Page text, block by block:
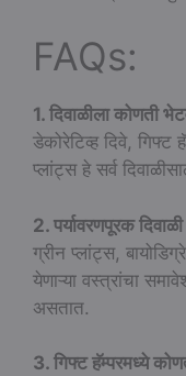
FAQs:
1. दिवाळीला कोणती
डेकोरेटिव्ह दिवे, गिफ्ट
प्लांट्स हे सर्व
2. पर्यावरणपूरक
ग्रीन प्लांट्स,
येणाऱ्या वस्त्रांचा
असतात.
3. गिफ्ट हॅम्परमध्ये